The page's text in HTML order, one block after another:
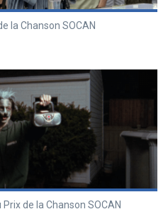
la Chanson SOCAN
de la Chanson SOCAN